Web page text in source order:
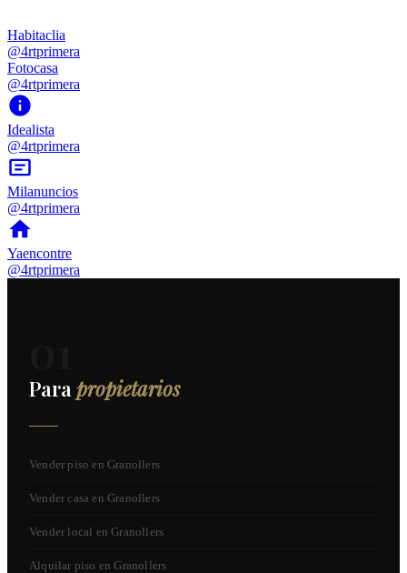
Habitaclia
@4rtprimera
Fotocasa
@4rtprimera
Idealista
@4rtprimera
Milanuncios
@4rtprimera
Yaencontre
@4rtprimera
Para propietarios
Vender piso en Granollers
Vender casa en Granollers
Vender local en Granollers
Alquilar piso en Granollers